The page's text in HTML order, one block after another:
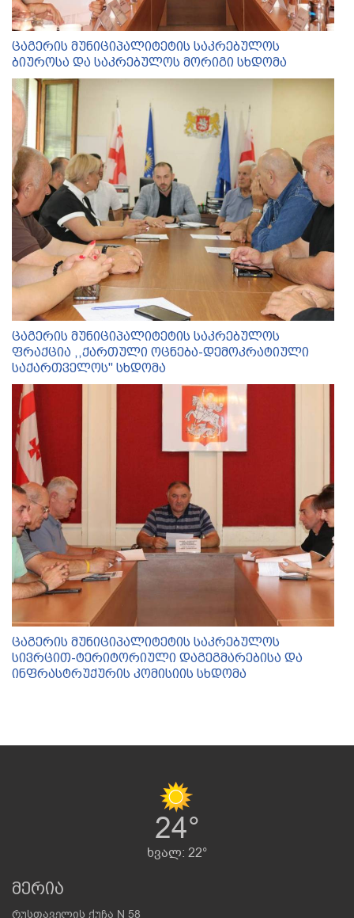
ცაგერის მუნიციპალიტეტის საკრებულოს
ბიუროსა და საკრებულოს მორიგი სხდომა
ცაგერის მუნიციპალიტეტის საკრებულოს
ფრაქცია ,,ქართული ოცნება-დემოკრატიული
საქართველოს'' სხდომა
ცაგერის მუნიციპალიტეტის საკრებულოს
სივრცით-ტერიტორიული დაგეგმარებისა და
ინფრასტრუქურის კომისიის სხდომა
24°
ხვალ: 22°
მერია
რუსთაველის ქუჩა N 58